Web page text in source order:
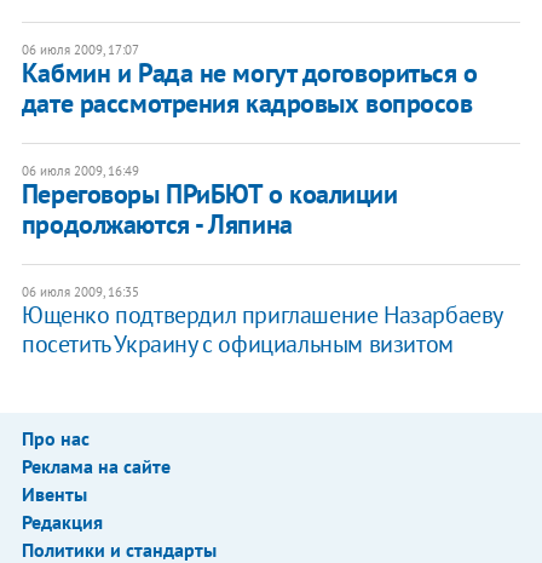
06 июля 2009, 17:07
Кабмин и Рада не могут договориться о
дате рассмотрения кадровых вопросов
06 июля 2009, 16:49
Переговоры ПРиБЮТ о коалиции
продолжаются - Ляпина
06 июля 2009, 16:35
Ющенко подтвердил приглашение Назарбаеву
посетить Украину с официальным визитом
Про нас
Реклама на сайте
Ивенты
Редакция
Политики и стандарты